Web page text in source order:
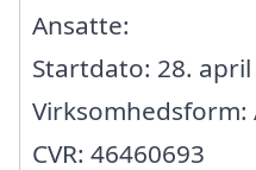
Ansatte:
Startdato: 28. april
Virksomhedsform:
CVR: 46460693